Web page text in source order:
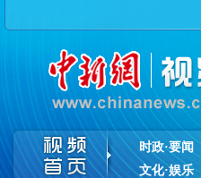
时政·要闻
文化·娱乐